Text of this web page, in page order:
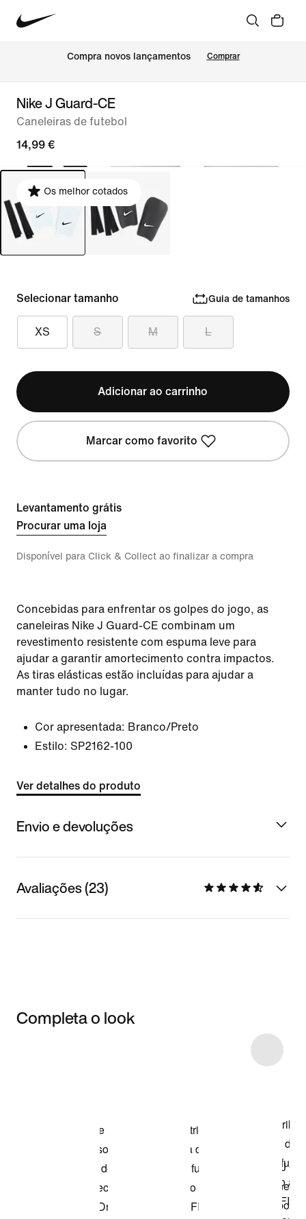
Compra novos lançamentos Comprar
Nike J Guard-CE
Caneleiras de futebol
14,99 €
Os melhor cotados
Selecionar tamanho Guia de tamanhos
XS S M L
Adicionar ao carrinho
Marcar como favorito
Levantamento grátis
Procurar uma loja
Disponível para Click & Collect ao finalizar a compra
Concebidas para enfrentar os golpes do jogo, as
caneleiras Nike J Guard-CE combinam um
revestimento resistente com espuma leve para
ajudar a garantir amortecimento contra impactos.
As tiras elásticas estão incluídas para ajudar a
manter tudo no lugar.
Cor apresentada: Branco/Preto
Estilo: SP2162-100
Ver detalhes do produto
Envio e devoluções
Avaliações (23)
Completa o look